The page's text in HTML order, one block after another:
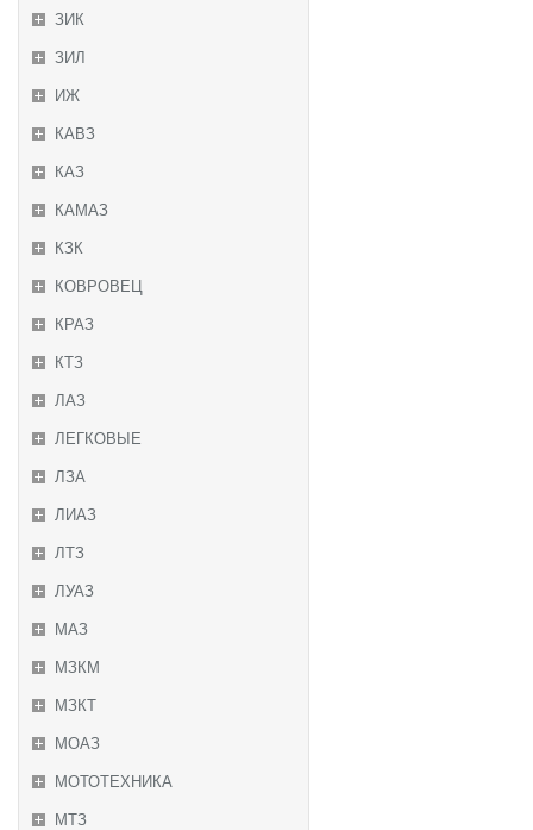
ЗИК
ЗИЛ
ИЖ
КАВЗ
КАЗ
КАМАЗ
КЗК
КОВРОВЕЦ
КРАЗ
КТЗ
ЛАЗ
ЛЕГКОВЫЕ
ЛЗА
ЛИАЗ
ЛТЗ
ЛУАЗ
МАЗ
МЗКМ
МЗКТ
МОАЗ
МОТОТЕХНИКА
МТЗ